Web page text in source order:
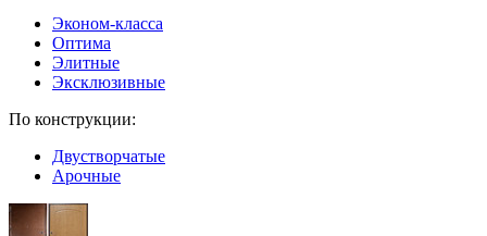
Эконом-класса
Оптима
Элитные
Эксклюзивные
По конструкции:
Двустворчатые
Арочные